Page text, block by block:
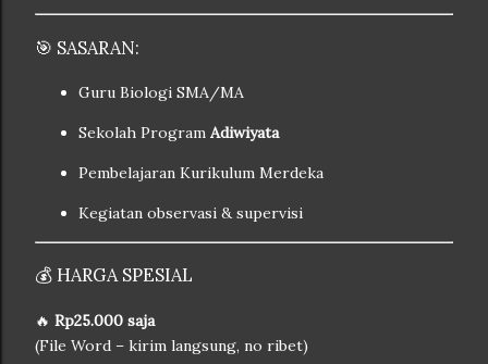
🎯 SASARAN:
Guru Biologi SMA/MA
Sekolah Program Adiwiyata
Pembelajaran Kurikulum Merdeka
Kegiatan observasi & supervisi
💰 HARGA SPESIAL
🔥 Rp25.000 saja
(File Word – kirim langsung, no ribet)